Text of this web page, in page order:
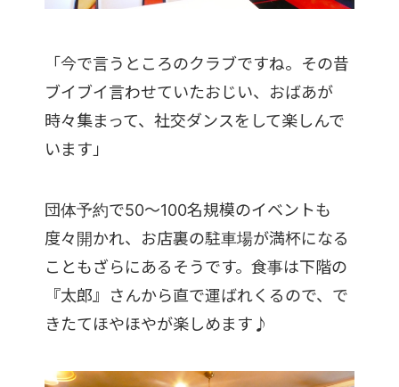
「今で言うところのクラブですね。その昔
ブイブイ言わせていたおじい、おばあが
時々集まって、社交ダンスをして楽しんで
います」
団体予約で50～100名規模のイベントも
度々開かれ、お店裏の駐車場が満杯になる
こともざらにあるそうです。食事は下階の
『太郎』さんから直で運ばれくるので、で
きたてほやほやが楽しめます♪